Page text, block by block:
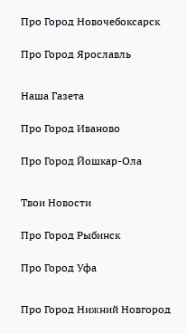
Про Город Новочебоксарск
Про Город Ярославль
Наша Газета
Про Город Иваново
Про Город Йошкар-Ола
Твои Новости
Про Город Рыбинск
Про Город Уфа
Про Город Нижний Новгород